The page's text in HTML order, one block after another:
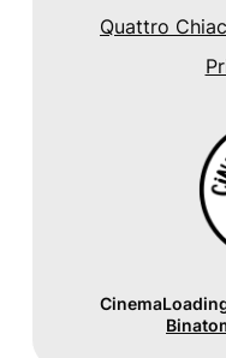
Quattro